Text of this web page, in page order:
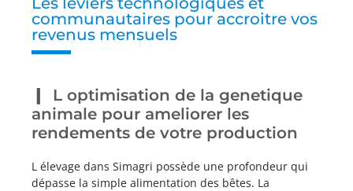
communautaires pour accroitre vos
revenus mensuels
L optimisation de la genetique
animale pour ameliorer les
rendements de votre production
L élevage dans Simagri possède une profondeur qui
dépasse la simple alimentation des bêtes. La